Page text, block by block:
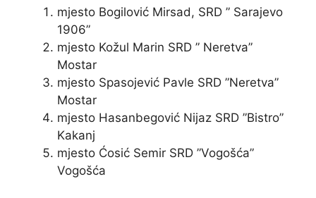
mjesto Bogilović Mirsad, SRD ” Sarajevo
1906”
mjesto Kožul Marin SRD ” Neretva”
Mostar
mjesto Spasojević Pavle SRD ”Neretva”
Mostar
mjesto Hasanbegović Nijaz SRD ”Bistro”
Kakanj
mjesto Ćosić Semir SRD ”Vogošća”
Vogošća